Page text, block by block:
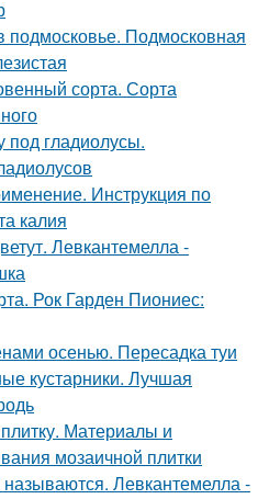
подмосковье. Подмосковная
сорта. Сорта
под гладиолусы.
Инструкция по
калия
Левкантемелла -
Рок Гарден Пиониес:
осенью. Пересадка туи
кустарники. Лучшая
Материалы и
мозаичной плитки
Левкантемелла -